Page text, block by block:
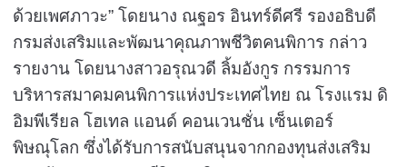
ด้วยเพศภาวะ” โดยนาง ณฐอร อินทร์ดีศรี รองอธิบดี
กรมส่งเสริมและพัฒนาคุณภาพชีวิตคนพิการ กล่าว
รายงาน โดยนางสาวอรุณวดี ลิ้มอังกูร กรรมการ
บริหารสมาคมคนพิการแห่งประเทศไทย ณ โรงแรม ดิ
อิมพีเรียล โฮเทล แอนด์ คอนเวนชั่น เซ็นเตอร์
พิษณุโลก ซึ่งได้รับการสนับสนุนจากกองทุนส่งเสริม